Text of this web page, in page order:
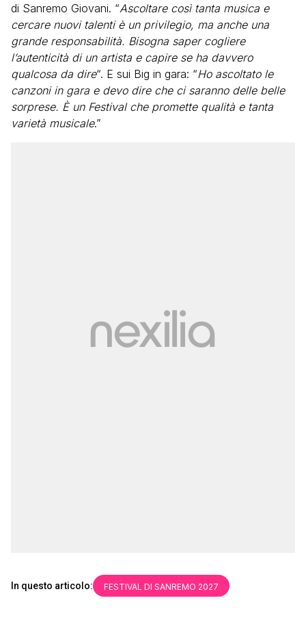
di Sanremo Giovani. “Ascoltare così tanta musica e
cercare nuovi talenti è un privilegio, ma anche una
grande responsabilità. Bisogna saper cogliere
l’autenticità di un artista e capire se ha davvero
qualcosa da dire“. E sui Big in gara: “Ho ascoltato le
canzoni in gara e devo dire che ci saranno delle belle
sorprese. È un Festival che promette qualità e tanta
varietà musicale.”
In questo articolo: FESTIVAL DI SANREMO 2027